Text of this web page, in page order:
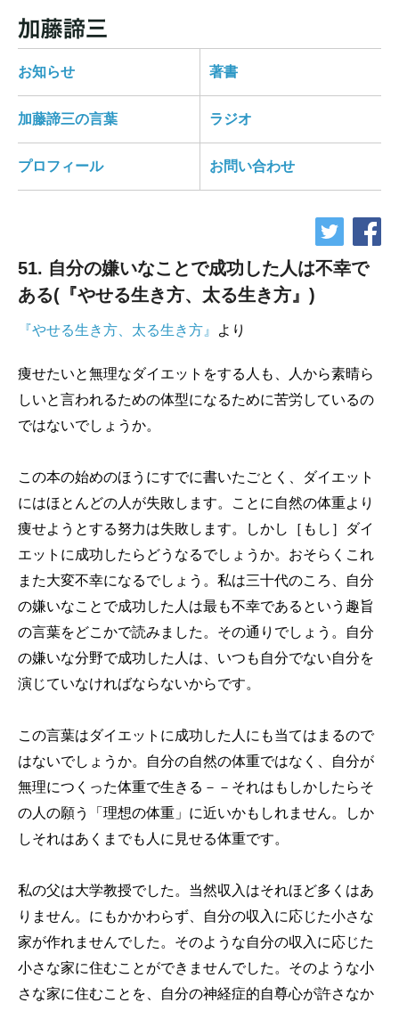
お知らせ 著書
加藤諦三の言葉 ラジオ
プロフィール お問い合わせ
51. 自分の嫌いなことで成功した人は不幸で
ある(『やせる生き方、太る生き方』)
『やせる生き方、太る生き方』 より
痩せたいと無理なダイエットをする人も、人から素晴ら
しいと言われるための体型になるために苦労しているの
ではないでしょうか。
この本の始めのほうにすでに書いたごとく、ダイエット
にはほとんどの人が失敗します。ことに自然の体重より
痩せようとする努力は失敗します。しかし［もし］ダイ
エットに成功したらどうなるでしょうか。おそらくこれ
また大変不幸になるでしょう。私は三十代のころ、自分
の嫌いなことで成功した人は最も不幸であるという趣旨
の言葉をどこかで読みました。その通りでしょう。自分
の嫌いな分野で成功した人は、いつも自分でない自分を
演じていなければならないからです。
この言葉はダイエットに成功した人にも当てはまるので
はないでしょうか。自分の自然の体重ではなく、自分が
無理につくった体重で生きる－－それはもしかしたらそ
の人の願う「理想の体重」に近いかもしれません。しか
しそれはあくまでも人に見せる体重です。
私の父は大学教授でした。当然収入はそれほど多くはあ
りません。にもかかわらず、自分の収入に応じた小さな
家が作れませんでした。そのような自分の収入に応じた
小さな家に住むことができませんでした。そのような小
さな家に住むことを、自分の神経症的自尊心が許さなか